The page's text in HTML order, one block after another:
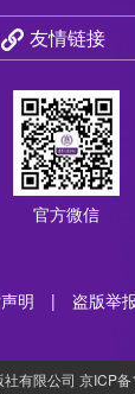
友情链接
官方微信
明 | 盗版举
有限公司 京ICP